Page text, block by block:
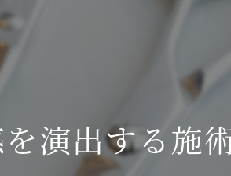
演出する施